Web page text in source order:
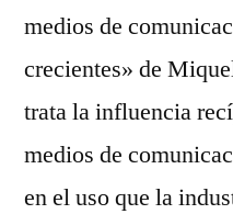
medios de
crecientes» de
trata la influencia
medios de
en el uso que la